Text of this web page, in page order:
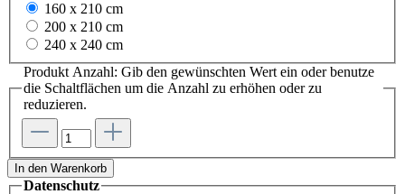
160 x 210 cm
200 x 210 cm
240 x 240 cm
Produkt Anzahl: Gib den gewünschten Wert ein oder benutze
die Schaltflächen um die Anzahl zu erhöhen oder zu
reduzieren.
In den Warenkorb
Datenschutz